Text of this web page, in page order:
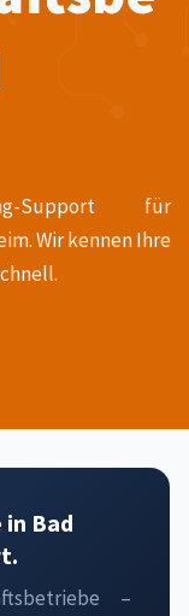
Support für
Wir kennen Ihre
Bad
–